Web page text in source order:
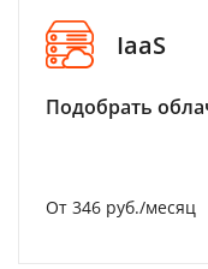
IaaS
Подобрать
От 346 руб./месяц